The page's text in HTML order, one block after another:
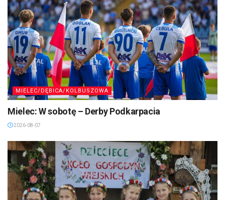
MIELEC/DĘBICA/KOLBUSZOWA
Mielec: W sobotę – Derby Podkarpacia
2026-08-07